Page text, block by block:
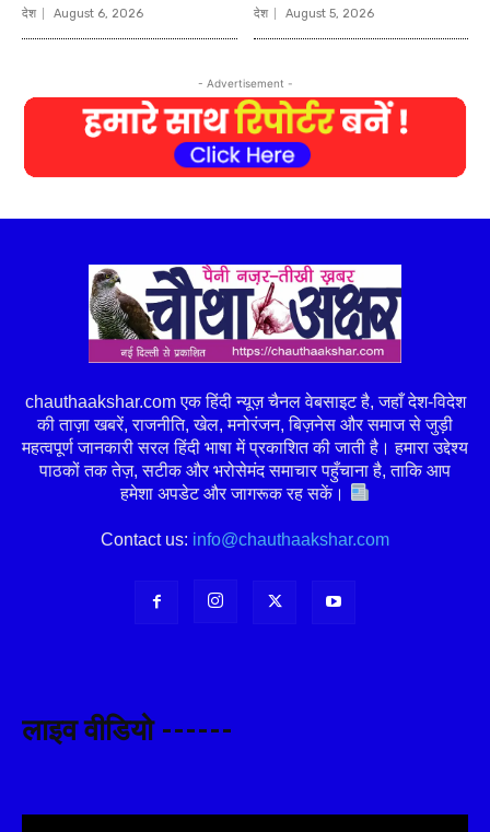
देश August 6, 2026 देश August 5, 2026
- Advertisement -
chauthaakshar.com एक हिंदी न्यूज़ चैनल वेबसाइट है, जहाँ देश-विदेश
की ताज़ा खबरें, राजनीति, खेल, मनोरंजन, बिज़नेस और समाज से जुड़ी
महत्वपूर्ण जानकारी सरल हिंदी भाषा में प्रकाशित की जाती है। हमारा उद्देश्य
पाठकों तक तेज़, सटीक और भरोसेमंद समाचार पहुँचाना है, ताकि आप
हमेशा अपडेट और जागरूक रह सकें।
Contact us: info@chauthaakshar.com
लाइव वीडियो ------